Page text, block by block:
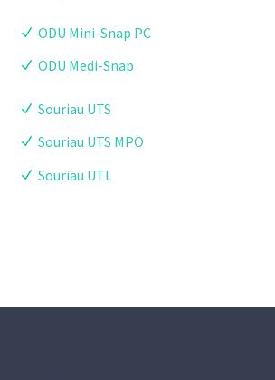
ODU Mini-Snap PC
ODU Medi-Snap
Souriau UTS
Souriau UTS MPO
Souriau UTL